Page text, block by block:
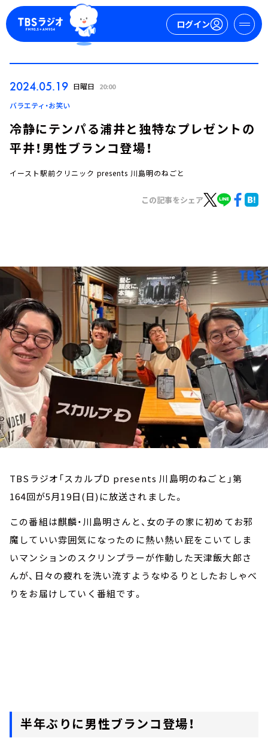
ログイン
ログイン
お知らせ
イベント・グッズ
YouTube
会社情報
2024.05.19 日曜日 20:00
バラエティ・お笑い
冷静にテンパる浦井と独特なプレゼントの
平井！男性ブランコ登場！
イースト駅前クリニック presents 川島明のねごと
この記事をシェア
TBSラジオ「スカルプD presents 川島明のねごと」第
164回が5月19日(日)に放送されました。
この番組は麒麟・川島明さんと、女の子の家に初めてお邪
魔していい雰囲気になったのに熱い熱い屁をこいてしま
いマンションのスクリンプラーが作動した天津飯大郎さ
んが、日々の疲れを洗い流すようなゆるりとしたおしゃべ
りをお届けしていく番組です。
半年ぶりに男性ブランコ登場！